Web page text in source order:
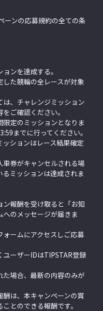
ーンの応募規約の全ての条
ンを達成する。
た競輪の全レースが対象
、チャレンジミッション
ご確認ください。
定のミッションとなりま
までに行ってください。
ションはレース結果確定
券がキャンセルされる場
ミッションは達成されま
ン報酬を受け取ると「お知
のメッセージが届きま
ォームにアクセスしご応募
ーザーIDはTIPSTAR登録
場合、最新の内容のみが
は、本キャンペーンの賞
とのできる報酬です。